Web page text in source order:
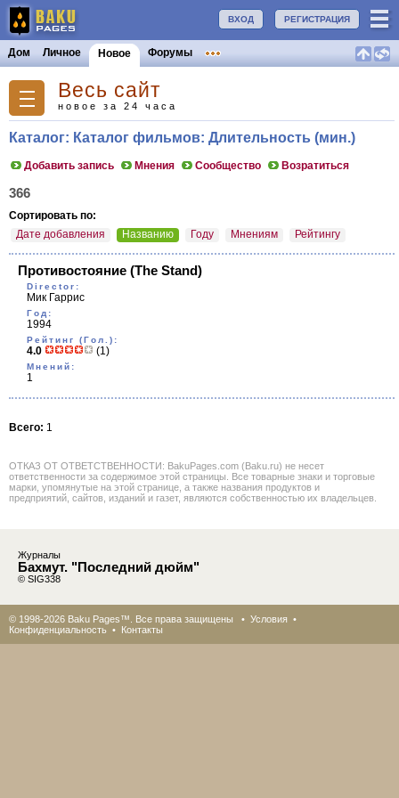
РЕГИСТРАЦИЯ
ВХОД
Дом Личное Новое Форумы
Весь сайт
новое за 24 часа
Каталог: Каталог фильмов: Длительность (мин.)
Добавить запись Мнения Сообщество Возратиться
366
Сортировать по:
Дате добавления
Названию Году Мнениям Рейтингу
Противостояние (The Stand)
Director:
Мик Гаррис
Год:
1994
Рейтинг (Гол.):
4.0 (1)
Мнений:
1
Всего: 1
ОТКАЗ ОТ ОТВЕТСТВЕННОСТИ: BakuPages.com (Baku.ru) не несет
ответственности за содержимое этой страницы. Все товарные знаки и торговые
марки, упомянутые на этой странице, а также названия продуктов и
предприятий, сайтов, изданий и газет, являются собственностью их владельцев.
Журналы
Бахмут. "Последний дюйм"
© SIG338
© 1998-2026 Baku Pages™. Все права защищены • Условия •
Конфиденциальность • Контакты